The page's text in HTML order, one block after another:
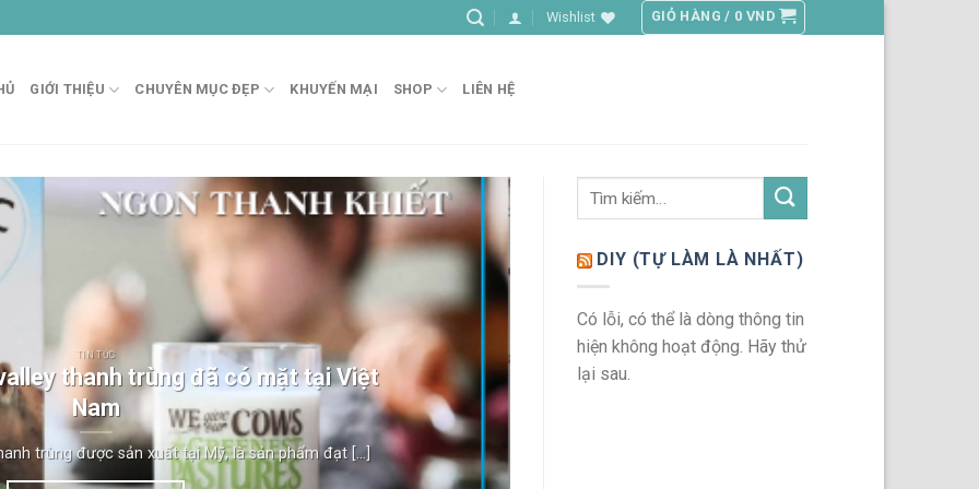
Wishlist GIỎ HÀNG / 0 VND
GIỚI THIỆU CHUYÊN MỤC ĐẸP KHUYẾN MẠI SHOP LIÊN HỆ
TIN TỨC
thanh trùng đã có mặt tại Việt
Nam
trùng được sản xuất tại Mỹ, là sản phẩm đạt [...]
DIY (TỰ LÀM LÀ NHẤT)
Có lỗi, có thể là dòng thông tin
hiện không hoạt động. Hãy thử
lại sau.